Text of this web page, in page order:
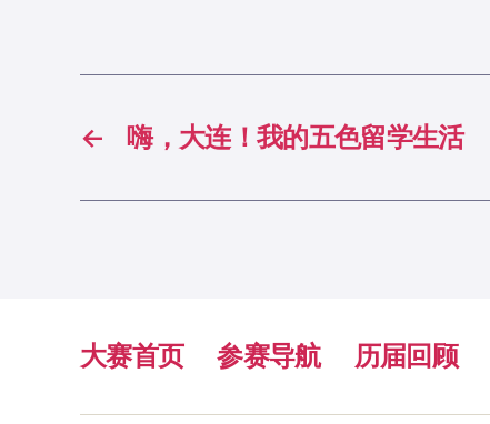
← 嗨，大连！我的五色留学生活
大赛首页 参赛导航 历届回顾